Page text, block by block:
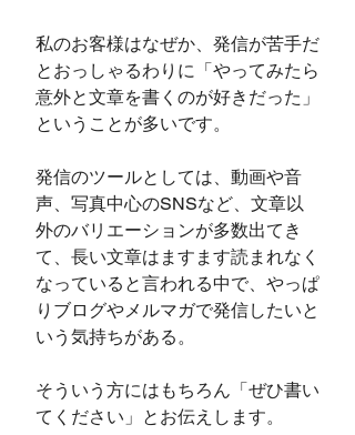
私のお客様はなぜか、発信が苦手だ
とおっしゃるわりに「やってみたら
意外と文章を書くのが好きだった」
ということが多いです。
発信のツールとしては、動画や音
声、写真中心のSNSなど、文章以
外のバリエーションが多数出てき
て、長い文章はますます読まれなく
なっていると言われる中で、やっぱ
りブログやメルマガで発信したいと
いう気持ちがある。
そういう方にはもちろん「ぜひ書い
てください」とお伝えします。